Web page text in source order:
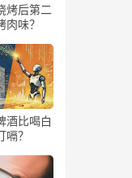
烤后第二
肉味？
酒比喝白
？